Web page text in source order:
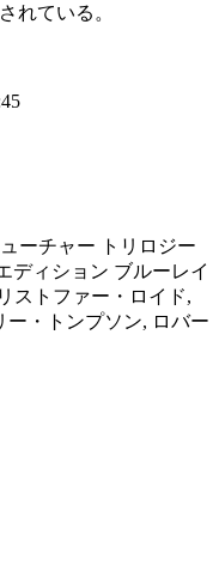
れている。
ーチャー トリロジー
ディション ブルーレイ
ストファー・ロイド,
ー・トンプソン, ロバー